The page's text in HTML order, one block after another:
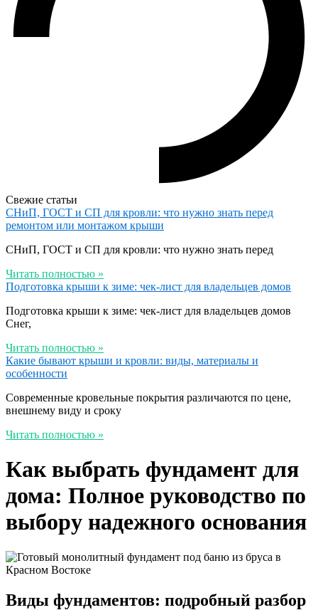
Свежие статьи
СНиП, ГОСТ и СП для кровли: что нужно знать перед
ремонтом или монтажом крыши
СНиП, ГОСТ и СП для кровли: что нужно знать перед
Читать полностью »
Подготовка крыши к зиме: чек-лист для владельцев домов
Подготовка крыши к зиме: чек-лист для владельцев домов
Снег,
Читать полностью »
Какие бывают крыши и кровли: виды, материалы и
особенности
Современные кровельные покрытия различаются по цене,
внешнему виду и сроку
Читать полностью »
Как выбрать фундамент для
дома: Полное руководство по
выбору надежного основания
Виды фундаментов: подробный разбор